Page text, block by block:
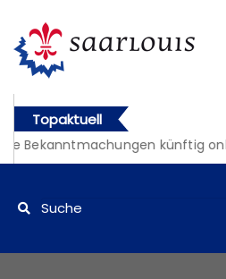
Topaktuell
Bekanntmachungen künftig